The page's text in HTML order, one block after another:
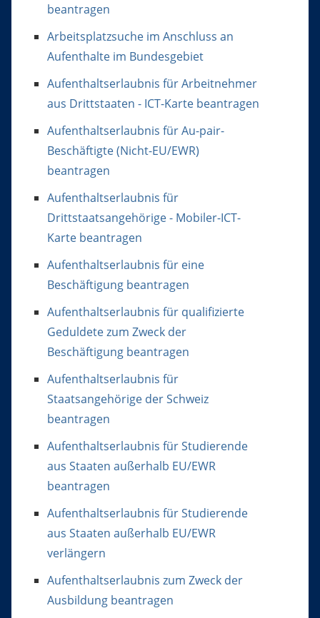
beantragen
Arbeitsplatzsuche im Anschluss an
Aufenthalte im Bundesgebiet
Aufenthaltserlaubnis für Arbeitnehmer
aus Drittstaaten - ICT-Karte beantragen
Aufenthaltserlaubnis für Au-pair-
Beschäftigte (Nicht-EU/EWR)
beantragen
Aufenthaltserlaubnis für
Drittstaatsangehörige - Mobiler-ICT-
Karte beantragen
Aufenthaltserlaubnis für eine
Beschäftigung beantragen
Aufenthaltserlaubnis für qualifizierte
Geduldete zum Zweck der
Beschäftigung beantragen
Aufenthaltserlaubnis für
Staatsangehörige der Schweiz
beantragen
Aufenthaltserlaubnis für Studierende
aus Staaten außerhalb EU/EWR
beantragen
Aufenthaltserlaubnis für Studierende
aus Staaten außerhalb EU/EWR
verlängern
Aufenthaltserlaubnis zum Zweck der
Ausbildung beantragen